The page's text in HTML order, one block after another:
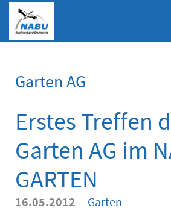
Skip to main content
Garten AG
Erstes Treffen
Garten AG im
GARTEN
16.05.2012
Garten